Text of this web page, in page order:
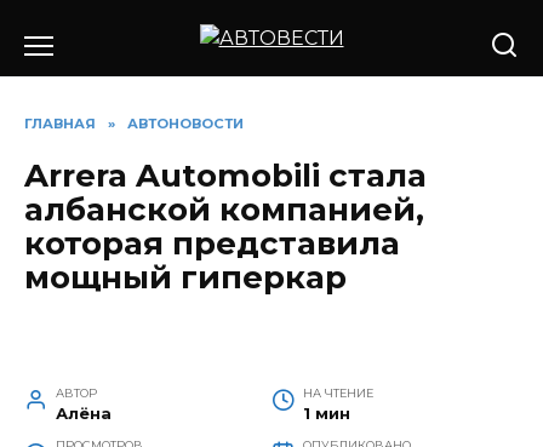
содержанию
ГЛАВНАЯ » АВТОНОВОСТИ
Arrera Automobili стала
албанской компанией,
которая представила
мощный гиперкар
АВТОР
Алёна
НА ЧТЕНИЕ
1 мин